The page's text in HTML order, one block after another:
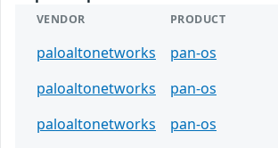
VENDOR PRODUCT
paloaltonetworks pan-os
paloaltonetworks
pan-os
paloaltonetworks
pan-os